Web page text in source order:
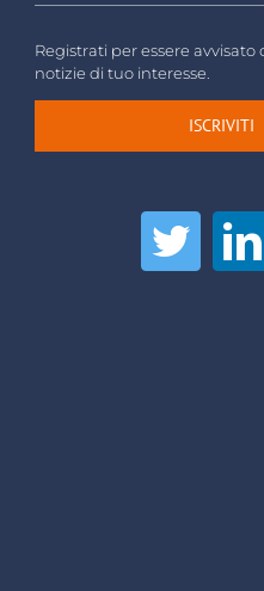
Registrati per essere
notizie di tuo interesse.
ISCRIVITI